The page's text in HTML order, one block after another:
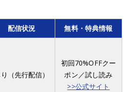
配信状況 無料・特典情報
（先行配信）
初回70%OFFクー
ポン／試し読み
>>公式サイト